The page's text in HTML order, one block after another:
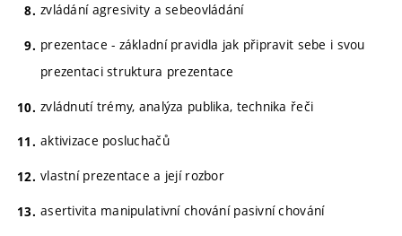
zvládání agresivity a sebeovládání
prezentace - základní pravidla jak připravit sebe i svou
prezentaci struktura prezentace
zvládnutí trémy, analýza publika, technika řeči
aktivizace posluchačů
vlastní prezentace a její rozbor
asertivita manipulativní chování pasivní chování